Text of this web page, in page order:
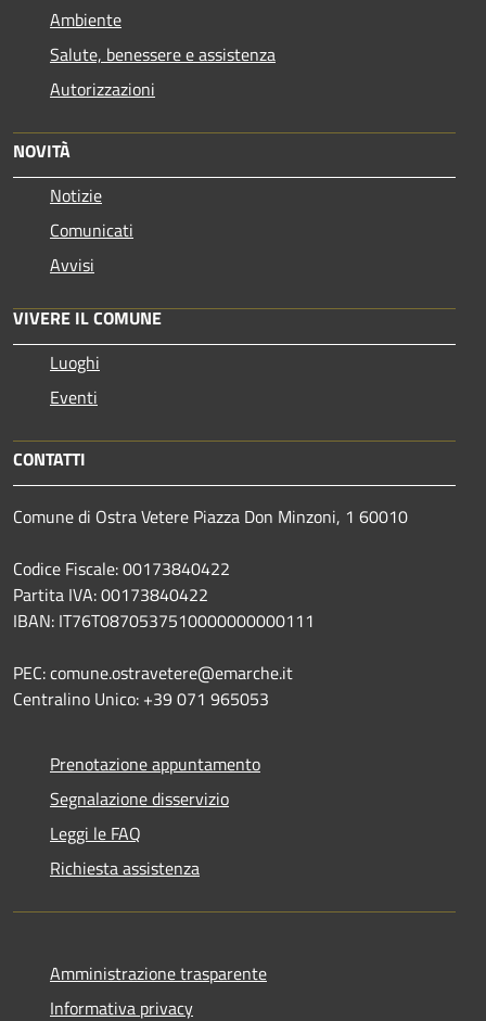
Ambiente
Salute, benessere e assistenza
Autorizzazioni
NOVITÀ
Notizie
Comunicati
Avvisi
VIVERE IL COMUNE
Luoghi
Eventi
CONTATTI
Comune di Ostra Vetere Piazza Don Minzoni, 1 60010
Codice Fiscale: 00173840422
Partita IVA: 00173840422
IBAN: IT76T0870537510000000000111
PEC: comune.ostravetere@emarche.it
Centralino Unico: +39 071 965053
Prenotazione appuntamento
Segnalazione disservizio
Leggi le FAQ
Richiesta assistenza
Amministrazione trasparente
Informativa privacy